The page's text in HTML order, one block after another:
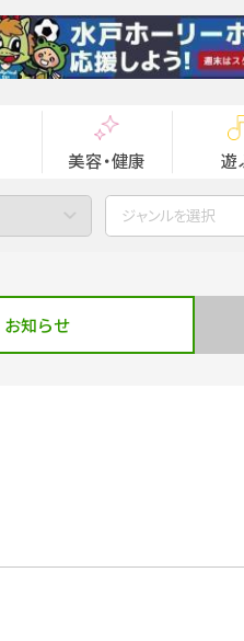
美容・健康 遊
ジャンルを選択
お知らせ